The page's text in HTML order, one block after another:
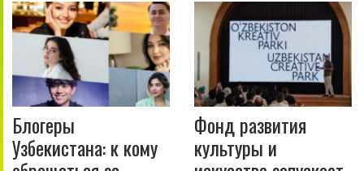
Блогеры
Узбекистана: к кому
Фонд развития
культуры и